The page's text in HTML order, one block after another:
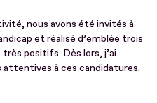
nous avons été invités à
et réalisé d’emblée trois
positifs. Dès lors, j’ai
attentives à ces candidatures.